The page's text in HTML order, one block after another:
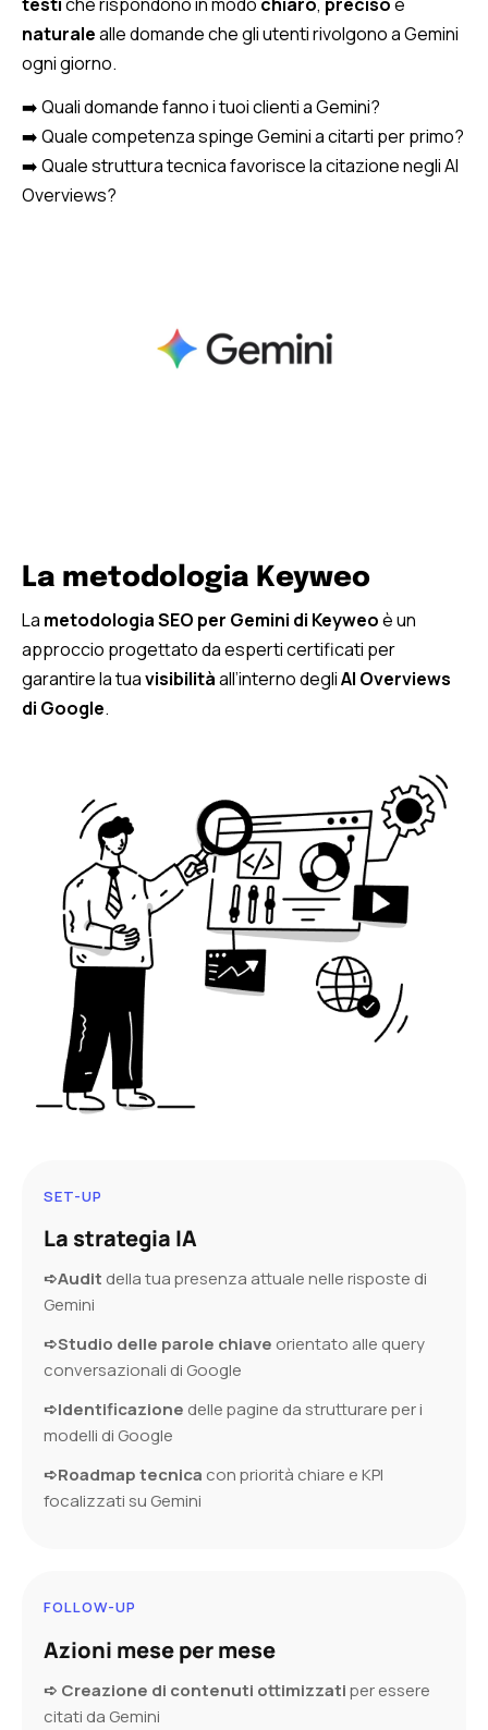
naturalealle domande che gli utenti rivolgono a Gemini
ogni giorno.
➡️ Quali domande fanno i tuoi clienti a Gemini?
➡️ Quale competenza spinge Gemini a citarti per primo?
➡️ Quale struttura tecnica favorisce la citazione negli AI
Overviews?
La metodologia Keyweo
La metodologia SEO per Gemini di Keyweoè un
approccio progettato da esperti certificati per
garantire la tuavisibilitàall’interno degliAI Overviews
di Google.
SET-UP
La strategia IA
➪Audit della tua presenza attuale nelle risposte di
Gemini
➪Studio delle parole chiave orientato alle query
conversazionali di Google
➪Identificazione delle pagine da strutturare per i
modelli di Google
➪Roadmap tecnica con priorità chiare e KPI
focalizzati su Gemini
FOLLOW-UP
Azioni mese per mese
➪ Creazione di contenuti ottimizzatiper essere
citati da Gemini